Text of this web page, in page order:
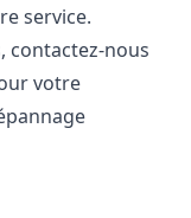
service.
contactez-nous
votre